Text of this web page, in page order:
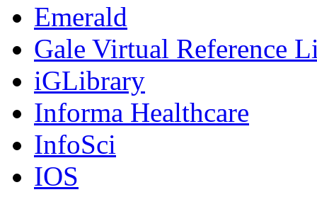
Emerald
Gale Virtual Reference
iGLibrary
Informa Healthcare
InfoSci
IOS